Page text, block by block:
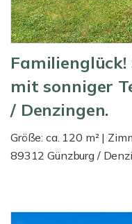
mit sonniger
/ Denzingen.
Größe: ca. 120 m² |
89312 Günzburg /